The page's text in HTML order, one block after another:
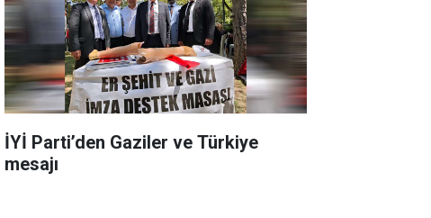
İYİ Parti’den Gaziler ve Türkiye
mesajı